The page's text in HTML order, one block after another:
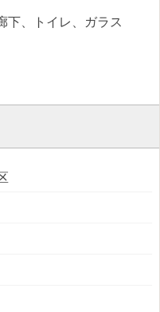
下、トイレ、ガラス